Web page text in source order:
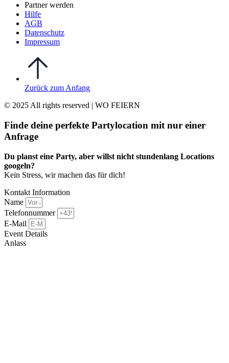
Partner werden
Hilfe
AGB
Datenschutz
Impressum
Zurück zum Anfang
© 2025 All rights reserved | WO FEIERN
Finde deine perfekte Partylocation mit nur einer
Anfrage​
Du planst eine Party, aber willst nicht stundenlang Locations
googeln?
Kein Stress, wir machen das für dich!
Kontakt Information
Name
Telefonnummer
E-Mail
Event Details
Anlass